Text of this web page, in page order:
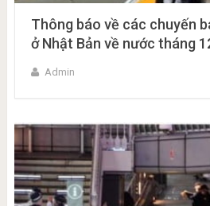
Thông báo về các chuyến
ở Nhật Bản về nước tháng
Admin